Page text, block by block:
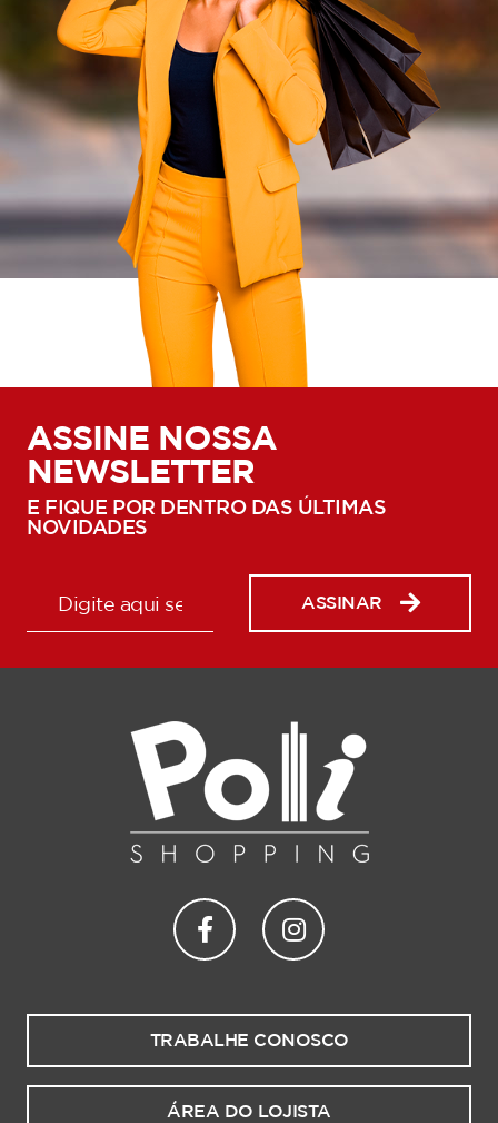
ASSINE NOSSA
NEWSLETTER
E FIQUE POR DENTRO DAS ÚLTIMAS
NOVIDADES
ASSINAR
TRABALHE CONOSCO
ÁREA DO LOJISTA